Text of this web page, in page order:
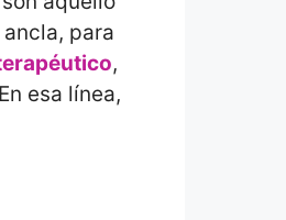
para
,
esa línea,